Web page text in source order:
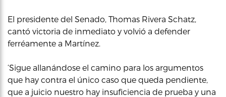
El presidente del Senado, Thomas Rivera Schatz,
cantó victoria de inmediato y volvió a defender
ferréamente a Martínez.
‘Sigue allanándose el camino para los argumentos
que hay contra el único caso que queda pendiente,
que a juicio nuestro hay insuficiencia de prueba y una